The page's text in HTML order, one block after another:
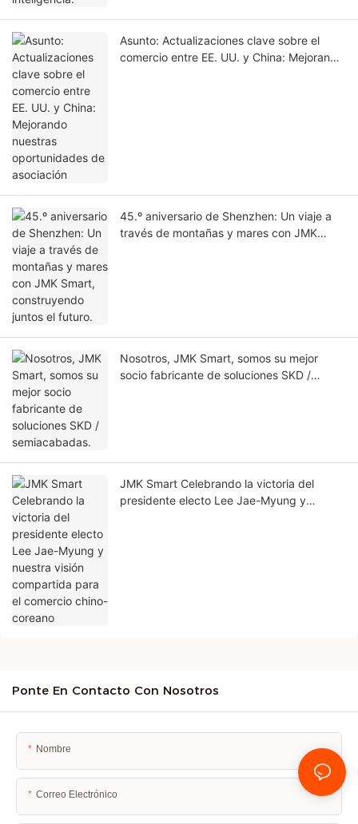
Asunto: Actualizaciones clave sobre el
comercio entre EE. UU. y China: Mejorando
45.º aniversario de Shenzhen: Un viaje a
través de montañas y mares con JMK
Nosotros, JMK Smart, somos su mejor
socio fabricante de soluciones SKD /
JMK Smart Celebrando la victoria del
presidente electo Lee Jae-Myung y
Ponte En Contacto Con Nosotros
Nombre
Correo Electrónico